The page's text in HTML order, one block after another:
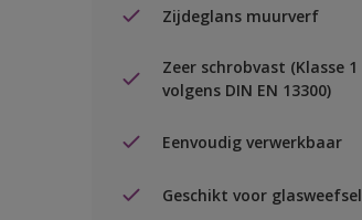
Zijdeglans muurverf
Zeer schrobvast (Klasse 1
volgens DIN EN 13300)
Eenvoudig verwerkbaar
Geschikt voor glasweefsel